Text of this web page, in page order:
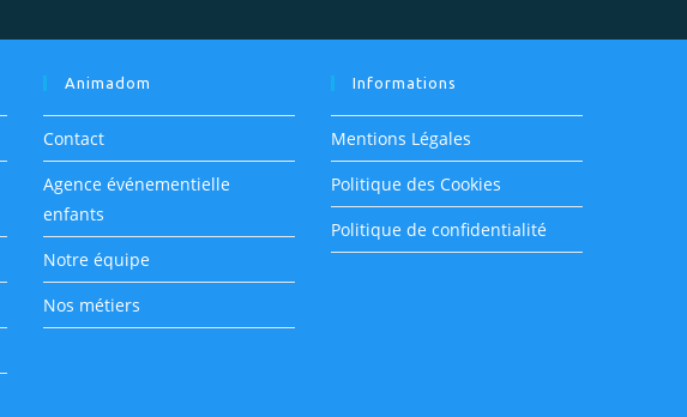
Animadom
Contact
Agence événementielle
enfants
Notre équipe
Nos métiers
Informations
Mentions Légales
Politique des Cookies
Politique de confidentialité